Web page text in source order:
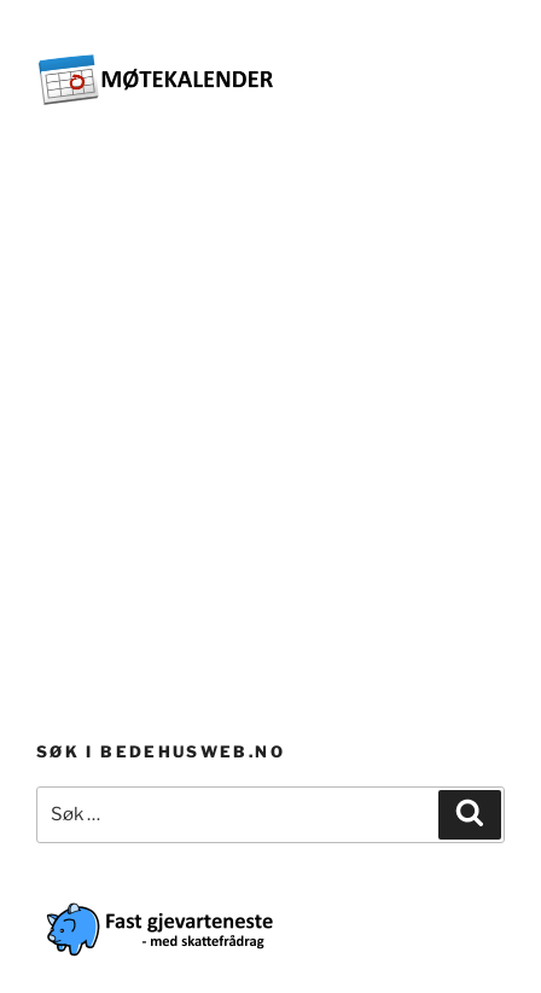
SØK I BEDEHUSWEB.NO
etter: